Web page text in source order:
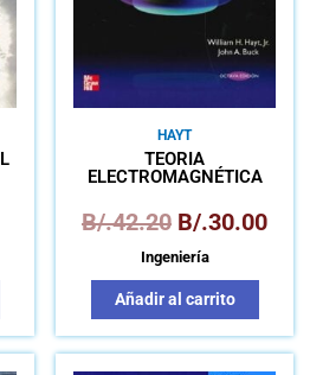
HAYT
TEORÍA
ELECTROMAGNÉTICA
B/.42.20 B/.30.00
Ingeniería
Añadir al carrito